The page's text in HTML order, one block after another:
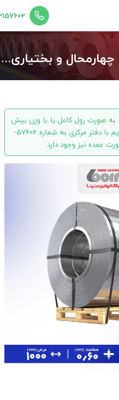
02157602
ورق گالوانیزه خودرو چهارمحال و بختیاری ضخامت 0.60 عرض 1000
صورت رول کامل یا با وزن بیش
از دو تن امکان تماس مستقیم با دفتر مرکزی به شماره 57602-